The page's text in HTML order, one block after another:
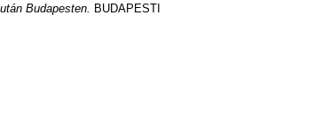
Budapesten. BUDAPESTI